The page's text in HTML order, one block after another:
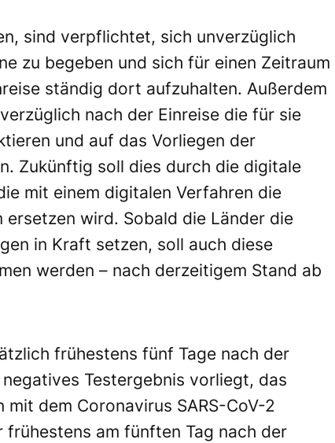
sind verpflichtet, sich unverzüglich
zu begeben und sich für einen Zeitraum
ständig dort aufzuhalten. Außerdem
nach der Einreise die für sie
und auf das Vorliegen der
Zukünftig soll dies durch die digitale
mit einem digitalen Verfahren die
wird. Sobald die Länder die
in Kraft setzen, soll auch diese
werden – nach derzeitigem Stand ab
frühestens fünf Tage nach der
Testergebnis vorliegt, das
dem Coronavirus SARS-CoV-2
am fünften Tag nach der